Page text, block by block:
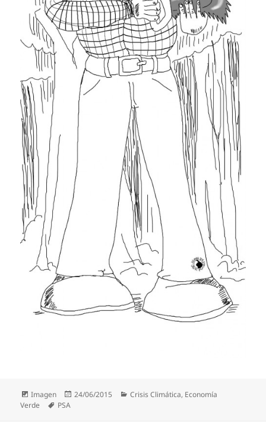
Formato
Imagen
Publicado
24/06/2015 Categorías
Crisis Climática, Economía
Verde
Etiquetas
PSA